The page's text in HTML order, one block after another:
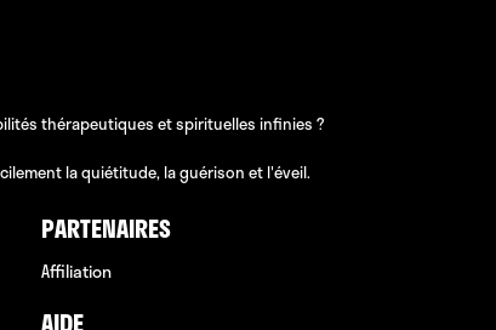
thérapeutiques et spirituelles infinies ?
la quiétitude, la guérison et l'éveil.
PARTENAIRES
Affiliation
AIDE